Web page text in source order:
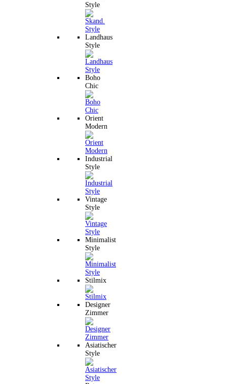
Style
Landhaus
Style
Boho
Chic
Orient
Modern
Industrial
Style
Vintage
Style
Minimalist
Style
Stilmix
Designer
Zimmer
Asiatischer
Style